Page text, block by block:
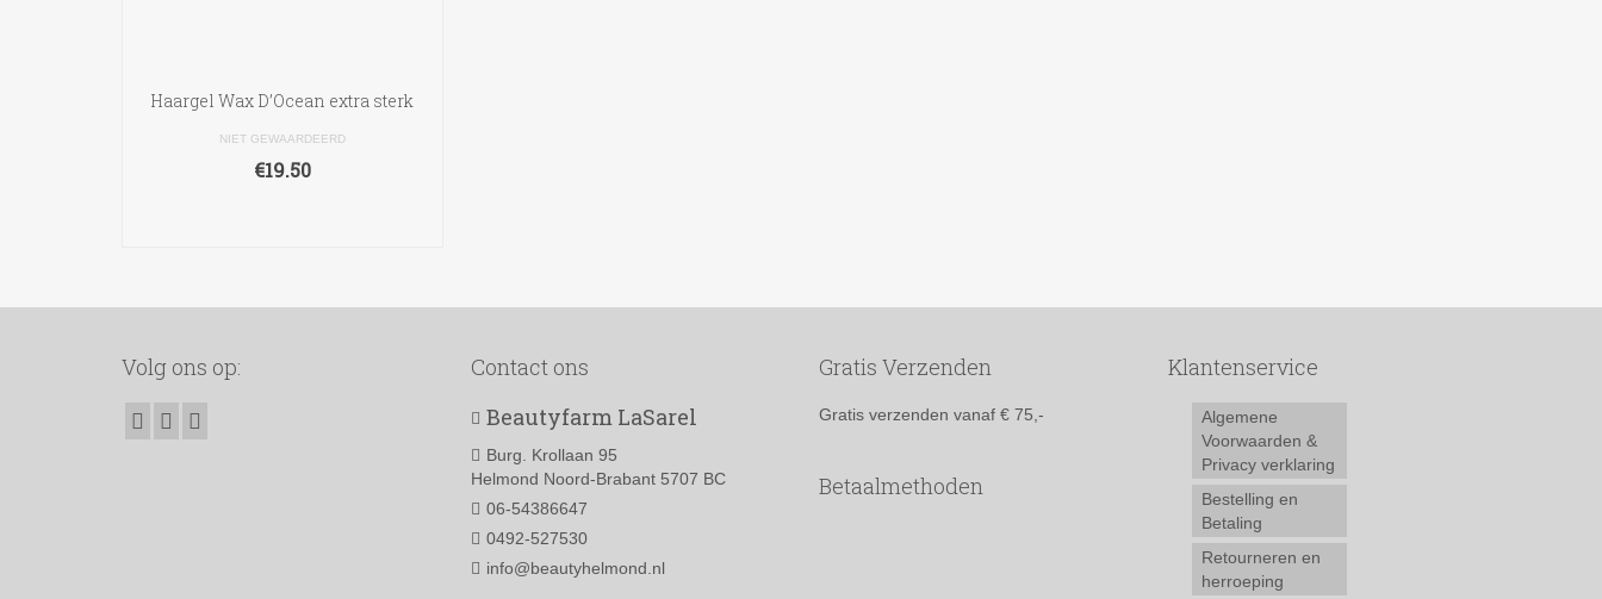
Haargel Wax D’Ocean extra sterk
NIET GEWAARDEERD
€19.50
Volg ons op:
Contact ons
Beautyfarm LaSarel
Burg. Krollaan 95
Helmond Noord-Brabant 5707 BC
06-54386647
0492-527530
info@beautyhelmond.nl
Gratis Verzenden
Gratis verzenden vanaf € 75,-
Betaalmethoden
Klantenservice
Algemene
Voorwaarden &
Privacy verklaring
Bestelling en
Betaling
Retourneren en
herroeping